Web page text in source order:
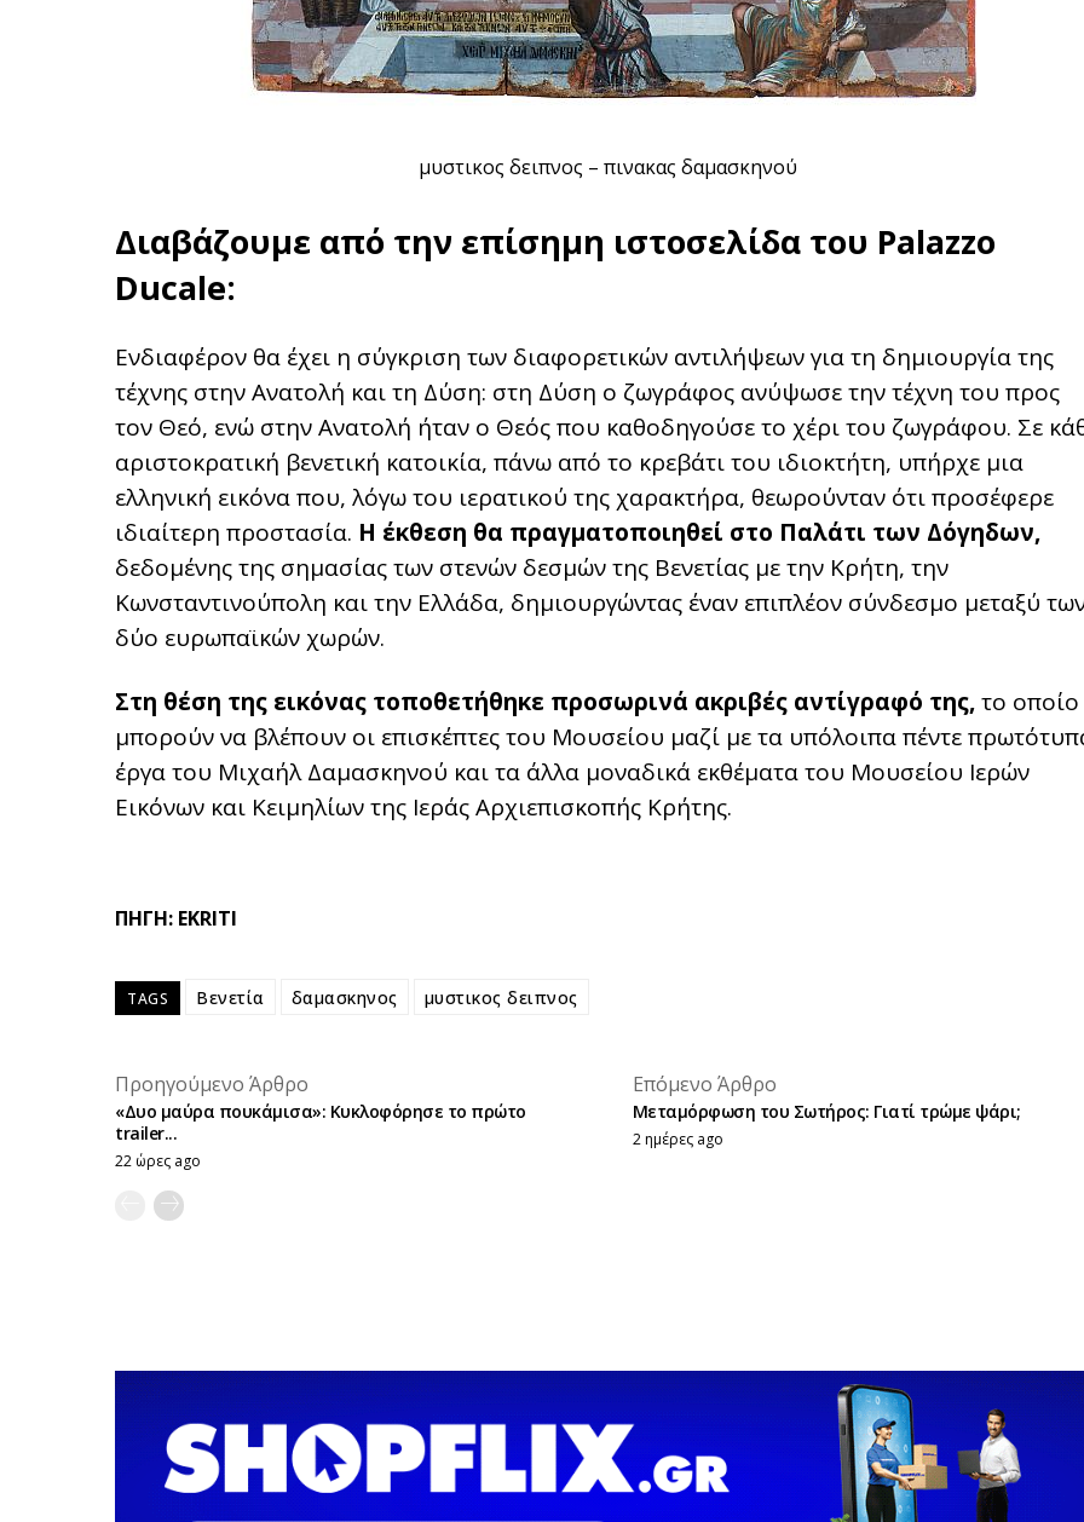
μυστικος δειπνος – πινακας δαμασκηνού
Διαβάζουμε από την επίσημη ιστοσελίδα του Palazzo
Ducale:
Ενδιαφέρον θα έχει η σύγκριση των διαφορετικών αντιλήψεων για τη δημιουργία της
τέχνης στην Ανατολή και τη Δύση: στη Δύση ο ζωγράφος ανύψωσε την τέχνη του προς
τον Θεό, ενώ στην Ανατολή ήταν ο Θεός που καθοδηγούσε το χέρι του ζωγράφου. Σε
αριστοκρατική βενετική κατοικία, πάνω από το κρεβάτι του ιδιοκτήτη, υπήρχε μια
ελληνική εικόνα που, λόγω του ιερατικού της χαρακτήρα, θεωρούνταν ότι προσέφερε
ιδιαίτερη προστασία. Η έκθεση θα πραγματοποιηθεί στο Παλάτι των Δόγηδων,
δεδομένης της σημασίας των στενών δεσμών της Βενετίας με την Κρήτη, την
Κωνσταντινούπολη και την Ελλάδα, δημιουργώντας έναν επιπλέον σύνδεσμο μεταξύ
δύο ευρωπαϊκών χωρών.
Στη θέση της εικόνας τοποθετήθηκε προσωρινά ακριβές αντίγραφό της,το οποίο
μπορούν να βλέπουν οι επισκέπτες του Μουσείου μαζί με τα υπόλοιπα πέντε
έργα του Μιχαήλ Δαμασκηνού και τα άλλα μοναδικά εκθέματα του Μουσείου Ιερών
Εικόνων και Κειμηλίων της Ιεράς Αρχιεπισκοπής Κρήτης.
ΠΗΓΗ: EKRITI
TAGS Βενετία δαμασκηνος μυστικος δειπνος
Προηγούμενο Άρθρο placeholder text
Επόμενο Άρθρο
«Δυο μαύρα πουκάμισα»: Κυκλοφόρησε το πρώτο
trailer...
22 ώρες ago
Μεταμόρφωση του Σωτήρος: Γιατί τρώμε ψάρι;
2 ημέρες ago